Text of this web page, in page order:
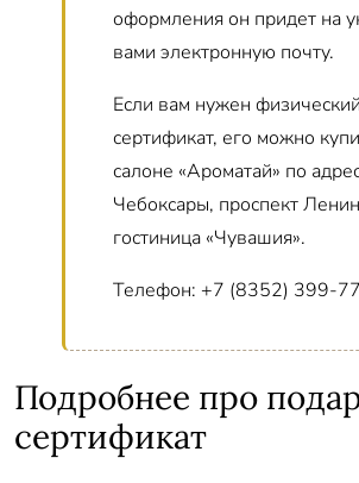
оформления он придет на
вами электронную почту.
Если вам нужен физический
сертификат, его можно
салоне «Ароматай» по
Чебоксары, проспект
гостиница «Чувашия».
Телефон: +7 (8352) 399-
Подробнее про
сертификат